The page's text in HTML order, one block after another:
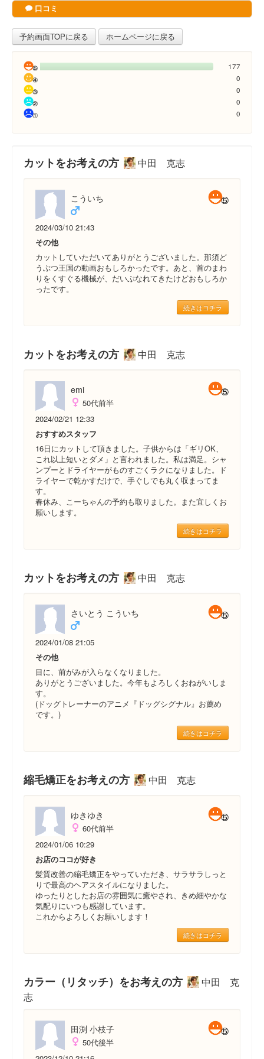
口コミ
予約画面TOPに戻る ホームページに戻る
177
0
0
0
0
カットをお考えの方 中田 克志
こういち
2024/03/10 21:43
その他
カットしていただいてありがとうございました。那須ど
うぶつ王国の動画おもしろかったです。あと、首のまわ
りをくすぐる機械が、だいぶなれてきたけどおもしろか
ったです。
続きはコチラ
カットをお考えの方 中田 克志
emi
50代前半
2024/02/21 12:33
おすすめスタッフ
16日にカットして頂きました。子供からは「ギリOK、
これ以上短いとダメ」と言われました。私は満足。シャ
ンプーとドライヤーがものすごくラクになりました。ド
ライヤーで乾かすだけで、手ぐしでも丸く収まってま
す。
春休み、こーちゃんの予約も取りました。また宜しくお
願いします。
続きはコチラ
カットをお考えの方 中田 克志
さいとう こういち
2024/01/08 21:05
その他
目に、前がみが入らなくなりました。
ありがとうございました。今年もよろしくおねがいしま
す。
(ドッグトレーナーのアニメ『ドッグシグナル』お薦め
です。)
続きはコチラ
縮毛矯正をお考えの方 中田 克志
ゆきゆき
60代前半
2024/01/06 10:29
お店のココが好き
髪質改善の縮毛矯正をやっていただき、サラサラしっと
りで最高のヘアスタイルになりました。
ゆったりとしたお店の雰囲気に癒やされ、きめ細やかな
気配りにいつも感謝しています。
これからよろしくお願いします！
続きはコチラ
カラー（リタッチ）をお考えの方
中田 克
志
田渕 小枝子
50代後半